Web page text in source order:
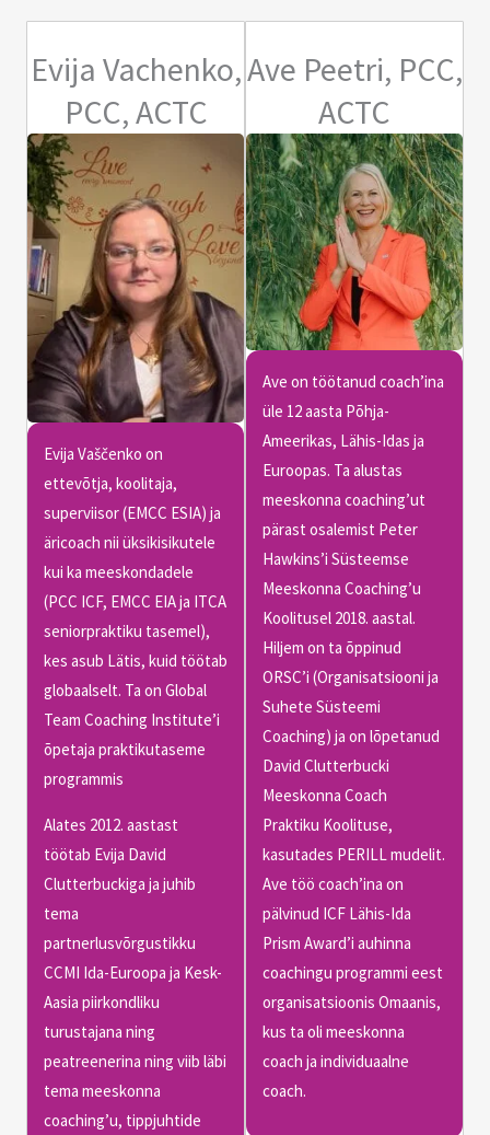
Evija Vachenko,
PCC, ACTC
Evija Vaščenko on
ettevõtja, koolitaja,
superviisor (EMCC ESIA) ja
äricoach nii üksikisikutele
kui ka meeskondadele
(PCC ICF, EMCC EIA ja ITCA
seniorpraktiku tasemel),
kes asub Lätis, kuid töötab
globaalselt. Ta on Global
Team Coaching Institute’i
õpetaja praktikutaseme
programmis
Alates 2012. aastast
töötab Evija David
Clutterbuckiga ja juhib
tema
partnerlusvõrgustikku
CCMI Ida-Euroopa ja Kesk-
Aasia piirkondliku
turustajana ning
peatreenerina ning viib läbi
tema meeskonna
coaching’u, tippjuhtide
Ave Peetri, PCC,
ACTC
Ave on töötanud coach’ina
üle 12 aasta Põhja-
Ameerikas, Lähis-Idas ja
Euroopas. Ta alustas
meeskonna coaching’ut
pärast osalemist Peter
Hawkins’i Süsteemse
Meeskonna Coaching’u
Koolitusel 2018. aastal.
Hiljem on ta õppinud
ORSC’i (Organisatsiooni ja
Suhete Süsteemi
Coaching) ja on lõpetanud
David Clutterbucki
Meeskonna Coach
Praktiku Koolituse,
kasutades PERILL mudelit.
Ave töö coach’ina on
pälvinud ICF Lähis-Ida
Prism Award’i auhinna
coachingu programmi eest
organisatsioonis Omaanis,
kus ta oli meeskonna
coach ja individuaalne
coach.